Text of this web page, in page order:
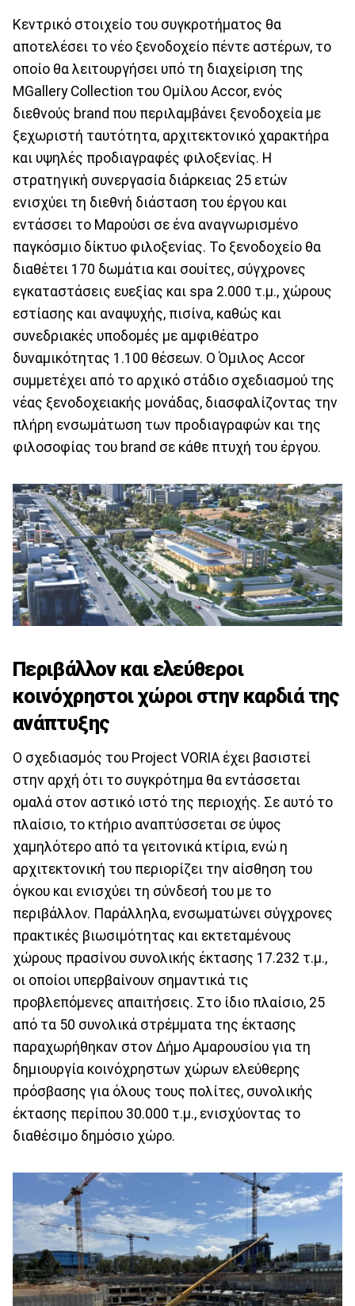
Κεντρικό στοιχείο του συγκροτήματος θα
αποτελέσει το νέο ξενοδοχείο πέντε αστέρων, το
οποίο θα λειτουργήσει υπό τη διαχείριση της
MGallery Collection του Ομίλου Accor, ενός
διεθνούς brand που περιλαμβάνει ξενοδοχεία με
ξεχωριστή ταυτότητα, αρχιτεκτονικό χαρακτήρα
και υψηλές προδιαγραφές φιλοξενίας. Η
στρατηγική συνεργασία διάρκειας 25 ετών
ενισχύει τη διεθνή διάσταση του έργου και
εντάσσει το Μαρούσι σε ένα αναγνωρισμένο
παγκόσμιο δίκτυο φιλοξενίας. Το ξενοδοχείο θα
διαθέτει 170 δωμάτια και σουίτες, σύγχρονες
εγκαταστάσεις ευεξίας και spa 2.000 τ.μ., χώρους
εστίασης και αναψυχής, πισίνα, καθώς και
συνεδριακές υποδομές με αμφιθέατρο
δυναμικότητας 1.100 θέσεων. Ο Όμιλος Accor
συμμετέχει από το αρχικό στάδιο σχεδιασμού της
νέας ξενοδοχειακής μονάδας, διασφαλίζοντας την
πλήρη ενσωμάτωση των προδιαγραφών και της
φιλοσοφίας του brand σε κάθε πτυχή του έργου.
Περιβάλλον και ελεύθεροι
κοινόχρηστοι χώροι στην καρδιά της
ανάπτυξης
Ο σχεδιασμός του Project VORIA έχει βασιστεί
στην αρχή ότι το συγκρότημα θα εντάσσεται
ομαλά στον αστικό ιστό της περιοχής. Σε αυτό το
πλαίσιο, το κτήριο αναπτύσσεται σε ύψος
χαμηλότερο από τα γειτονικά κτίρια, ενώ η
αρχιτεκτονική του περιορίζει την αίσθηση του
όγκου και ενισχύει τη σύνδεσή του με το
περιβάλλον. Παράλληλα, ενσωματώνει σύγχρονες
πρακτικές βιωσιμότητας και εκτεταμένους
χώρους πρασίνου συνολικής έκτασης 17.232 τ.μ.,
οι οποίοι υπερβαίνουν σημαντικά τις
προβλεπόμενες απαιτήσεις. Στο ίδιο πλαίσιο, 25
από τα 50 συνολικά στρέμματα της έκτασης
παραχωρήθηκαν στον Δήμο Αμαρουσίου για τη
δημιουργία κοινόχρηστων χώρων ελεύθερης
πρόσβασης για όλους τους πολίτες, συνολικής
έκτασης περίπου 30.000 τ.μ., ενισχύοντας το
διαθέσιμο δημόσιο χώρο.